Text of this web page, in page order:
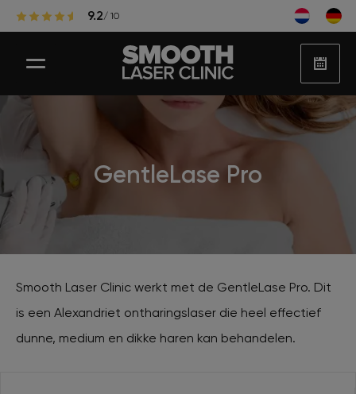
9.2/ 10
GentleLase Pro
Smooth Laser Clinic werkt met de GentleLase Pro. Dit
is een Alexandriet ontharingslaser die heel effectief
dunne, medium en dikke haren kan behandelen.
Laser ontharen
Populaire zones laserontharing
Huidproblemen